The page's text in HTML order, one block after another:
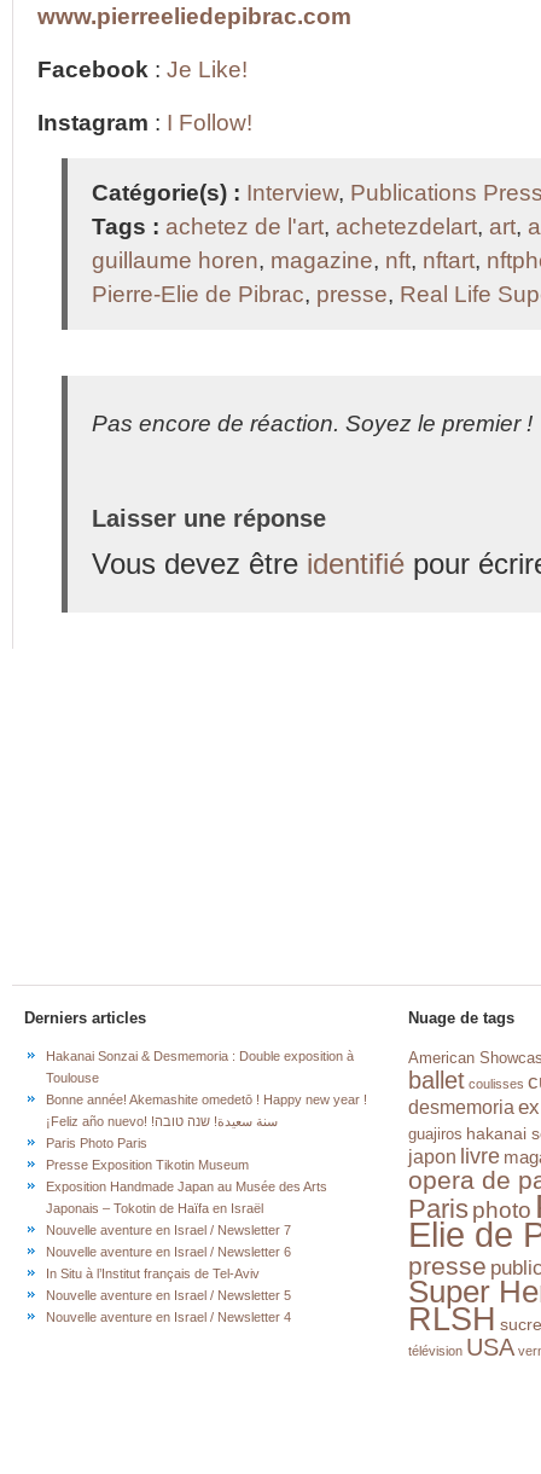
www.pierreeliedepibrac.com
Facebook : Je Like!
Instagram : I Follow!
Catégorie(s) : Interview, Publications
Tags : achetez de l'art, achetezdelart, art,
guillaume horen, magazine, nft, nftart,
Pierre-Elie de Pibrac, presse, Real Life
Pas encore de réaction. Soyez le premier !
Laisser une réponse
Vous devez être identifié pour
Derniers articles
Hakanai Sonzai & Desmemoria : Double exposition à
Toulouse
Bonne année! Akemashite omedetō ! Happy new year !
¡Feliz año nuevo! !سنة سعيدة! שנה טובה
Paris Photo Paris
Presse Exposition Tikotin Museum
Exposition Handmade Japan au Musée des Arts
Japonais – Tokotin de Haïfa en Israël
Nouvelle aventure en Israel / Newsletter 7
Nouvelle aventure en Israel / Newsletter 6
In Situ à l’Institut français de Tel-Aviv
Nouvelle aventure en Israel / Newsletter 5
Nouvelle aventure en Israel / Newsletter 4
Nuage de tags
American
ballet coulisses
desmemoria
guajiros hakanai
japon livre
opera de
Paris photo
Elie de
presse
Super
RLSH sucre
télévision USA